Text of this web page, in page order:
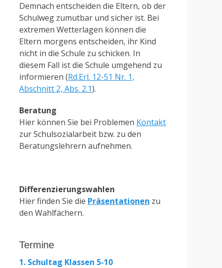
Demnach entscheiden die Eltern, ob der
Schulweg zumutbar und sicher ist. Bei
extremen Wetterlagen können die
Eltern morgens entscheiden, ihr Kind
nicht in die Schule zu schicken. In
diesem Fall ist die Schule umgehend zu
informieren (Rd.Erl. 12-51 Nr. 1,
Abschnitt 2, Abs. 2.1).
Beratung
Hier können Sie bei Problemen Kontakt
zur Schulsozialarbeit bzw. zu den
Beratungslehrern aufnehmen.
Differenzierungswahlen
Hier finden Sie die Präsentationen zu
den Wahlfächern.
Termine
1. Schultag Klassen 5-10